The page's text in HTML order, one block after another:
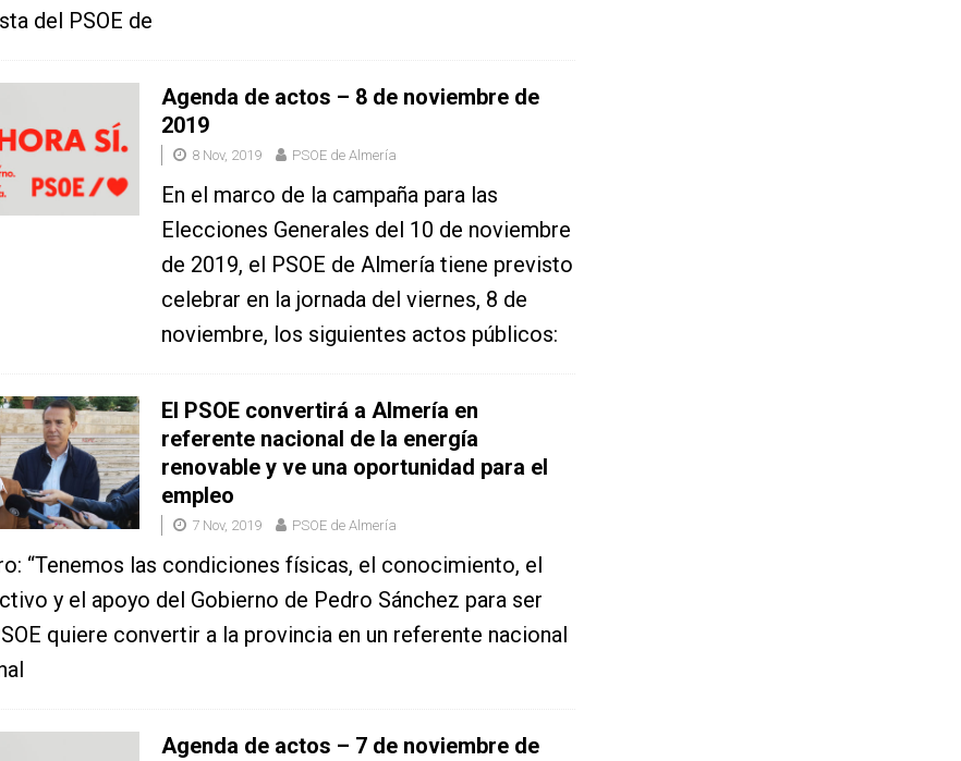
del PSOE de
Agenda de actos – 8 de noviembre de
2019
8 Nov, 2019 PSOE de Almería
En el marco de la campaña para las
Elecciones Generales del 10 de noviembre
de 2019, el PSOE de Almería tiene previsto
celebrar en la jornada del viernes, 8 de
noviembre, los siguientes actos públicos:
El PSOE convertirá a Almería en
referente nacional de la energía
renovable y ve una oportunidad para el
empleo
7 Nov, 2019 PSOE de Almería
“Tenemos las condiciones físicas, el conocimiento, el
y el apoyo del Gobierno de Pedro Sánchez para ser
quiere convertir a la provincia en un referente nacional
Agenda de actos – 7 de noviembre de